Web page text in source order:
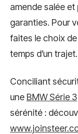
amende salée
garanties. Pour
faites le choix
temps d’un trajet.
Conciliant
une BMW Série 3
sérénité :